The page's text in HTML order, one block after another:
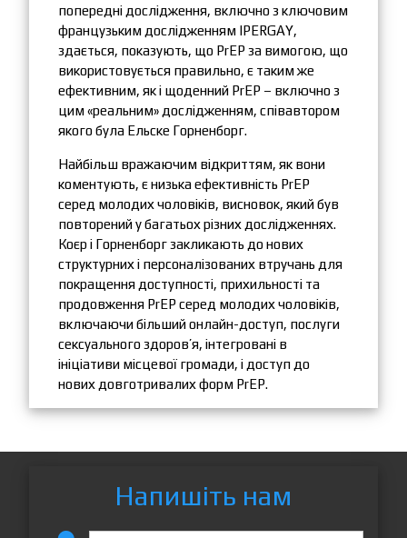
попередні дослідження, включно з ключовим
французьким дослідженням IPERGAY,
здається, показують, що PrEP за вимогою, що
використовується правильно, є таким же
ефективним, як і щоденний PrEP – включно з
цим «реальним» дослідженням, співавтором
якого була Ельске Горненборг.
Найбільш вражаючим відкриттям, як вони
коментують, є низька ефективність PrEP
серед молодих чоловіків, висновок, який був
повторений у багатьох різних дослідженнях.
Коєр і Горненборг закликають до нових
структурних і персоналізованих втручань для
покращення доступності, прихильності та
продовження PrEP серед молодих чоловіків,
включаючи більший онлайн-доступ, послуги
сексуального здоров’я, інтегровані в
ініціативи місцевої громади, і доступ до
нових довготривалих форм PrEP.
Напишіть нам